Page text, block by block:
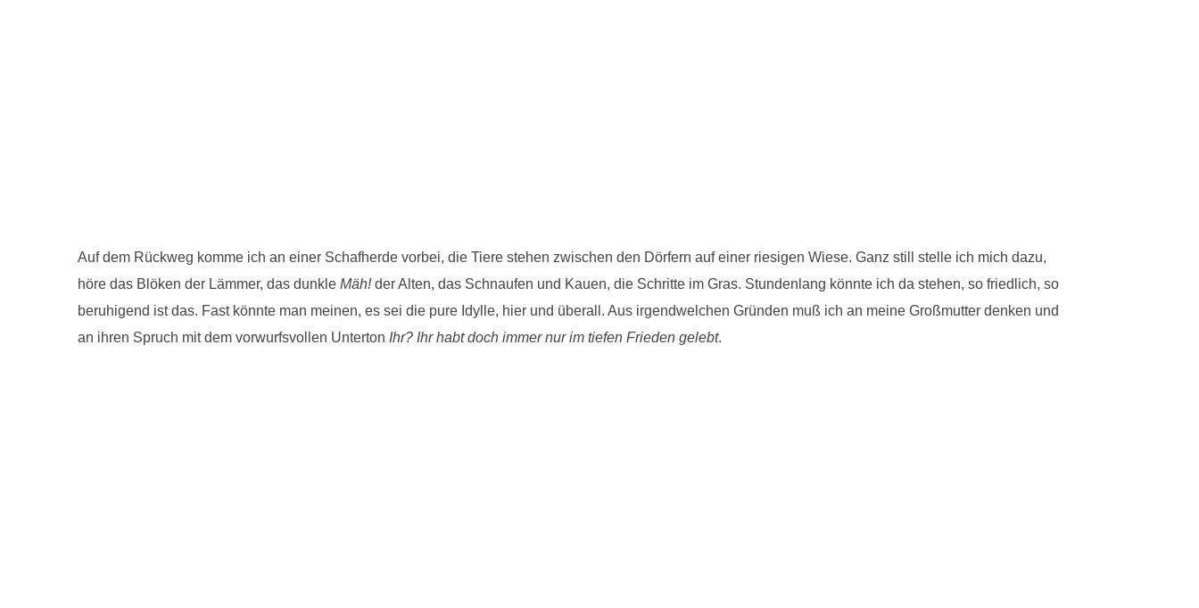
Auf dem Rückweg komme ich an einer Schafherde vorbei, die Tiere stehen zwischen den Dörfern auf einer riesigen Wiese. Ganz still stelle ich mich dazu,
höre das Blöken der Lämmer, das dunkle Mäh!der Alten, das Schnaufen und Kauen, die Schritte im Gras. Stundenlang könnte ich da stehen, so friedlich, so
beruhigend ist das. Fast könnte man meinen, es sei die pure Idylle, hier und überall. Aus irgendwelchen Gründen muß ich an meine Großmutter denken und
an ihren Spruch mit dem vorwurfsvollen Unterton Ihr? Ihr habt doch immer nur im tiefen Frieden gelebt.